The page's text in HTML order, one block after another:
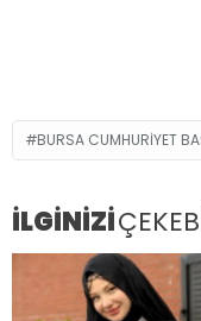
BURSA CUMHURIYET
İLGİNİZİ